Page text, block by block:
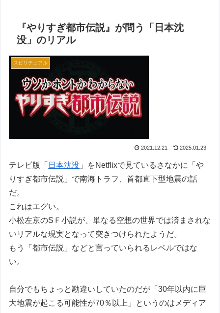
『やりすぎ都市伝説』が問う「日本沈
没」のリアル
スピリチュアル
2021.12.21 2025.01.23
テレビ版「 日本沈没 」をNetflixで見ているさなかに「や
りすぎ都市伝説」で南海トラフ、首都直下型地震の話
だ。
これはエグい。
小松左京のSＦ小説が、単なる空想の世界では済まされな
いリアルな現実となって突きつけられたようだ。
もう「都市伝説」などと言っていられるレベルではな
い。
自分でもちょっと勘違いしていたのだが「30年以内に巨
大地震が起こる可能性が70％以上」というのはメディア